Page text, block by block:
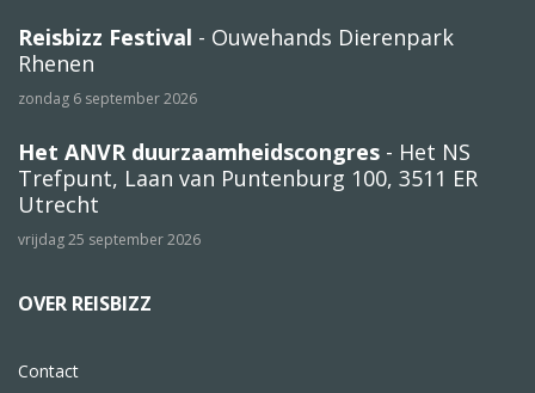
Reisbizz Festival - Ouwehands Dierenpark
Rhenen
zondag 6 september 2026
Het ANVR duurzaamheidscongres - Het NS
Trefpunt, Laan van Puntenburg 100, 3511 ER
Utrecht
vrijdag 25 september 2026
OVER REISBIZZ
Contact